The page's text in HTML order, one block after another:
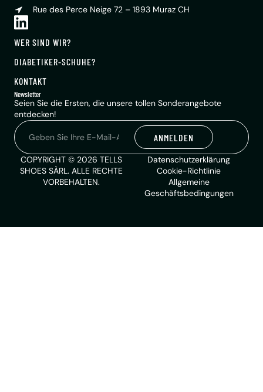
Rue des Perce Neige 72 – 1893 Muraz CH
WER SIND WIR?
DIABETIKER-SCHUHE?
KONTAKT
Newsletter
Seien Sie die Ersten, die unsere tollen Sonderangebote
entdecken!
ANMELDEN
Alternative:
COPYRIGHT © 2026 TELLS
SHOES SÀRL. ALLE RECHTE
VORBEHALTEN.
Datenschutzerklärung
Cookie-Richtlinie
Allgemeine
Geschäftsbedingungen